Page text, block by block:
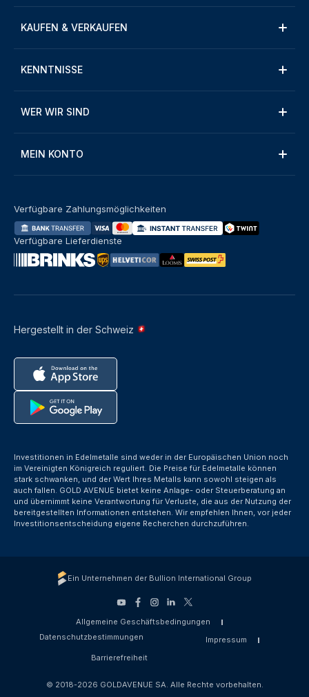
KAUFEN & VERKAUFEN
KENNTNISSE
WER WIR SIND
MEIN KONTO
Hergestellt in der Schweiz
Verfügbare Zahlungsmöglichkeiten
Verfügbare Lieferdienste
Investitionen in Edelmetalle sind weder in der Europäischen Union noch
im Vereinigten Königreich reguliert. Die Preise für Edelmetalle können
stark schwanken, und der Wert Ihres Metalls kann sowohl steigen als
auch fallen. GOLD AVENUE bietet keine Anlage- oder Steuerberatung an
und übernimmt keine Verantwortung für Verluste, die aus der Nutzung der
bereitgestellten Informationen entstehen. Wir empfehlen Ihnen, vor jeder
Investitionsentscheidung eigene Recherchen durchzuführen.
Ein Unternehmen der Bullion International Group
Allgemeine Geschäftsbedingungen
Datenschutzbestimmungen
Impressum
Barrierefreiheit
© 2018-2026 GOLDAVENUE SA. Alle Rechte vorbehalten.